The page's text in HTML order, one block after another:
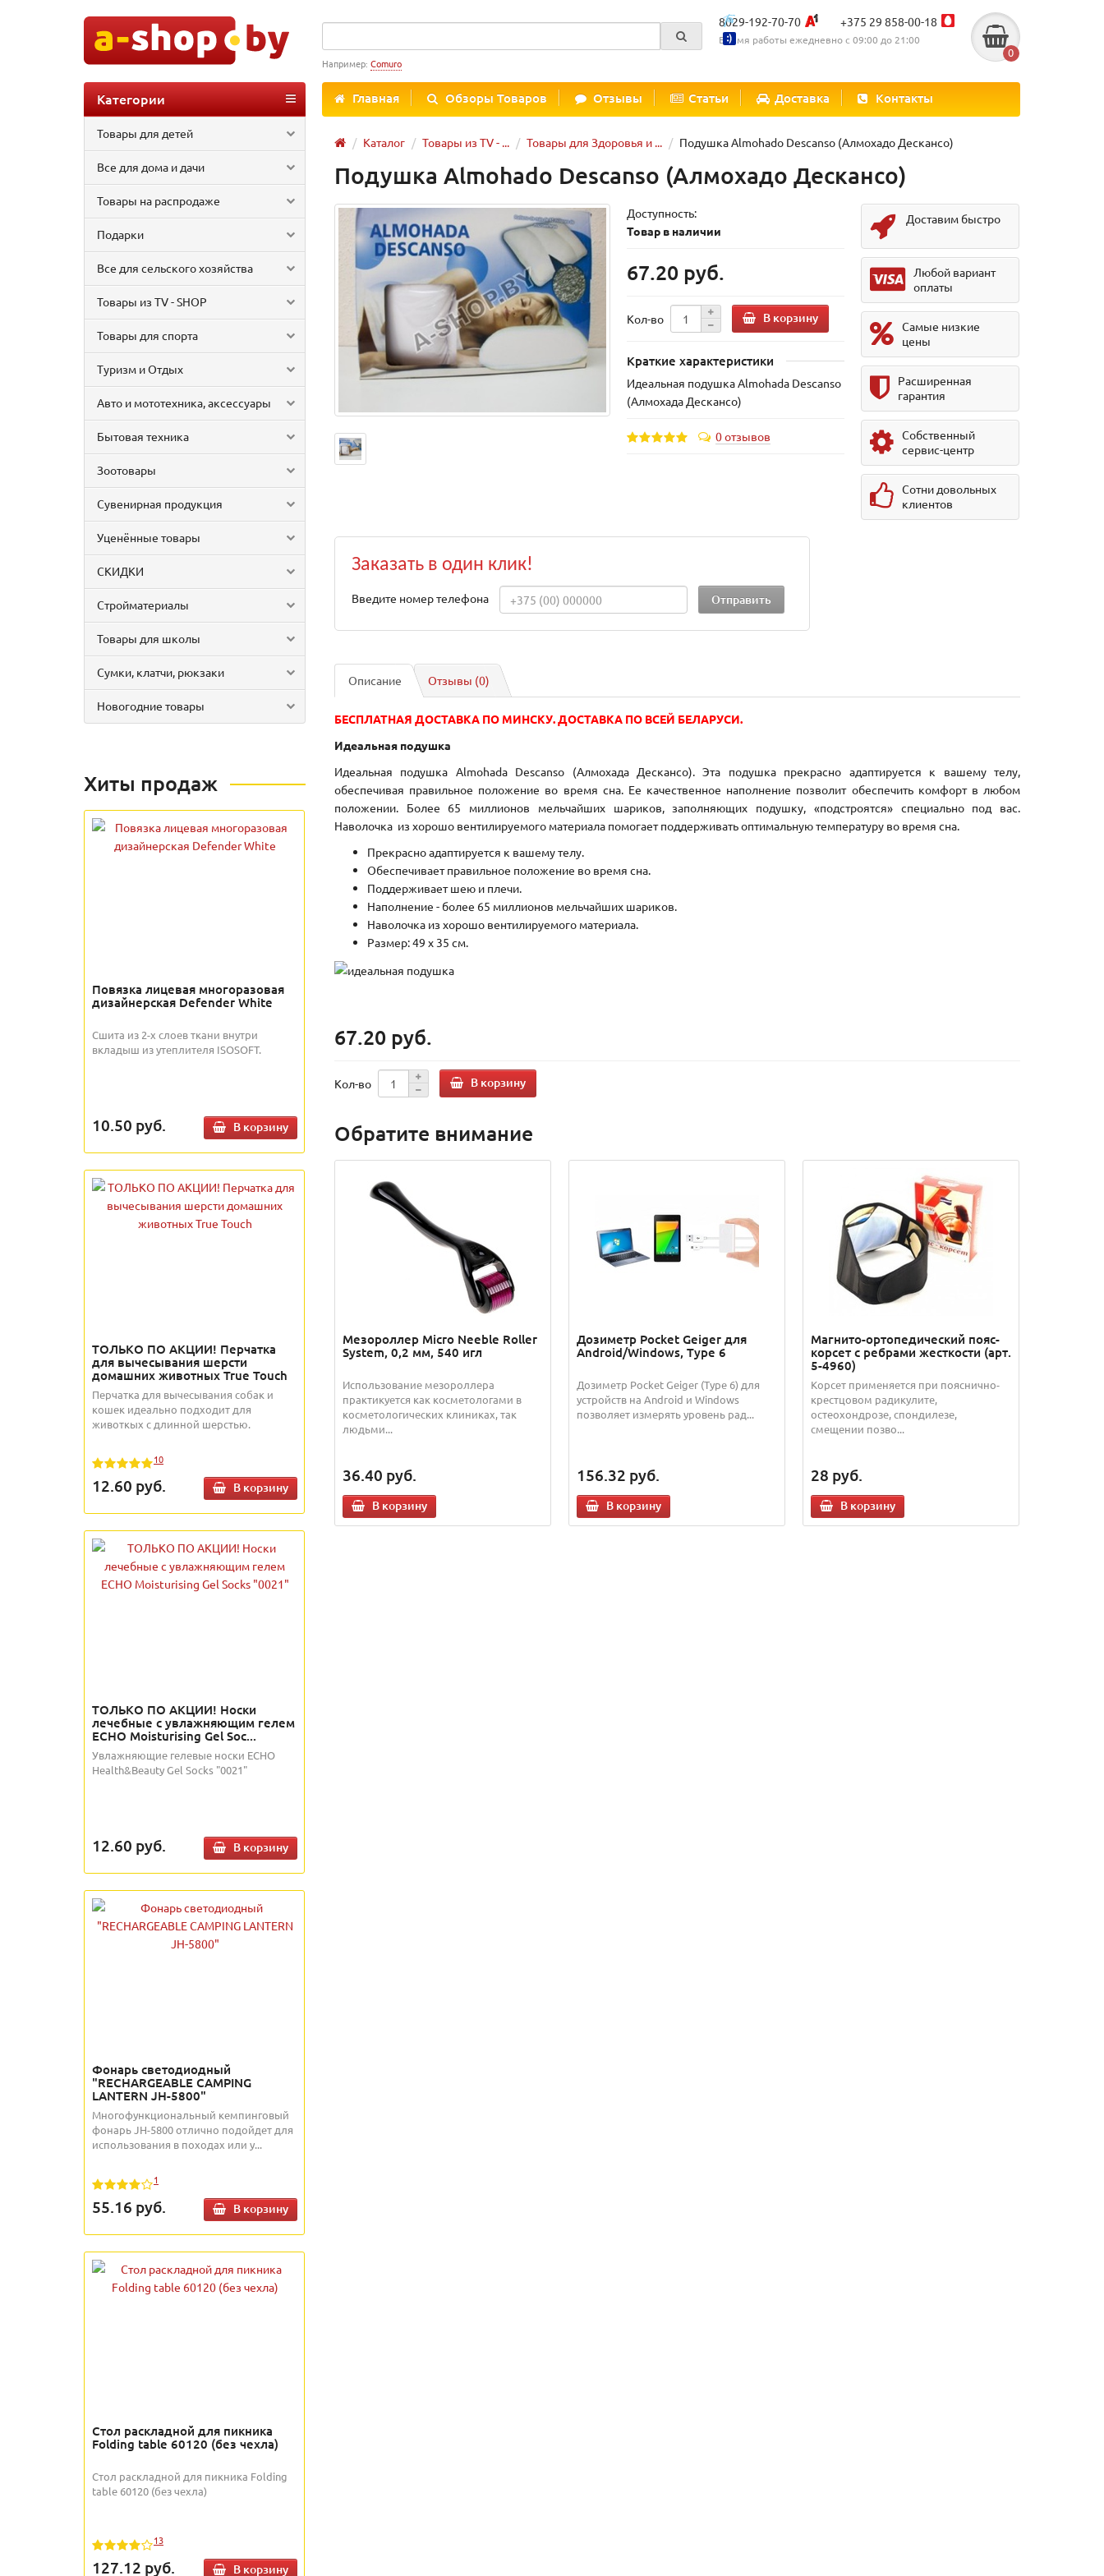
8029-192-70-70 +375 29 858-00-18
Время работы ежедневно с 09:00 до 21:00
0
Например: Comuro
Главная Обзоры Товаров Отзывы Статьи Доставка Контакты
Категории
Товары для детей
Все для дома и дачи
Товары на распродаже
Подарки
Все для сельского хозяйства
Товары из TV - SHOP
Товары для спорта
Туризм и Отдых
Авто и мототехника, аксессуары
Бытовая техника
Зоотовары
Сувенирная продукция
Уценённые товары
СКИДКИ
Стройматериалы
Товары для школы
Сумки, клатчи, рюкзаки
Новогодние товары
Каталог Товары из TV - ... Товары для Здоровья и ... Подушка Almohado Descanso (Алмохадо Дескансо)
Хиты продаж
Повязка лицевая многоразовая
дизайнерская Defender White
Сшита из 2-х слоев ткани внутри
вкладыш из утеплителя ISOSOFT.
10.50 руб. В корзину
ТОЛЬКО ПО АКЦИИ! Перчатка
для вычесывания шерсти
домашних животных True Touch
Перчатка для вычесывания собак и
кошек идеально подходит для
животкых с длинной шерстью.
10
12.60 руб. В корзину
ТОЛЬКО ПО АКЦИИ! Носки
лечебные с увлажняющим гелем
ECHO Moisturising Gel Soc...
Увлажняющие гелевые носки ECHO
Health&Beauty Gel Socks "0021"
12.60 руб. В корзину
Фонарь светодиодный
"RECHARGEABLE CAMPING
LANTERN JH-5800"
Многофункциональный кемпинговый
фонарь JH-5800 отлично подойдет для
использования в походах или у...
1
55.16 руб. В корзину
Стол раскладной для пикника
Folding table 60120 (без чехла)
Стол раскладной для пикника Folding
table 60120 (без чехла)
13
127.12 руб. В корзину
Подушка Almohado Descanso (Алмохадо Дескансо)
Доступность:
Товар в наличии
67.20 руб.
Кол-во В корзину
Краткие характеристики
Идеальная подушка Almohada Descanso
(Алмохада Дескансо)
0 отзывов
Доставим быстро
Любой вариант
оплаты
Самые низкие
цены
Расширенная
гарантия
Собственный
сервис-центр
Сотни довольных
клиентов
Заказать в один клик!
Введите номер телефона
Описание Отзывы (0)
БЕСПЛАТНАЯ ДОСТАВКА ПО МИНСКУ. ДОСТАВКА ПО ВСЕЙ БЕЛАРУСИ.
Идеальная подушка
Идеальная подушка Almohada Descanso (Алмохада Дескансо). Эта подушка прекрасно адаптируется к вашему телу,
обеспечивая правильное положение во время сна. Ее качественное наполнение позволит обеспечить комфорт в любом
положении. Более 65 миллионов мельчайших шариков, заполняющих подушку, «подстроятся» специально под вас.
Наволочка из хорошо вентилируемого материала помогает поддерживать оптимальную температуру во время сна.
Прекрасно адаптируется к вашему телу.
Обеспечивает правильное положение во время сна.
Поддерживает шею и плечи.
Наполнение - более 65 миллионов мельчайших шариков.
Наволочка из хорошо вентилируемого материала.
Размер: 49 х 35 см.
67.20 руб.
Кол-во В корзину
Обратите внимание
Мезороллер Micro Neeble Roller
System, 0,2 мм, 540 игл
Использование мезороллера
практикуется как косметологами в
косметологических клиниках, так
людьми...
36.40 руб.
В корзину
Дозиметр Pocket Geiger для
Android/Windows, Type 6
Дозиметр Pocket Geiger (Type 6) для
устройств на Android и Windows
позволяет измерять уровень рад...
156.32 руб.
В корзину
Магнито-ортопедический пояс-
корсет с ребрами жесткости (арт.
5-4960)
Корсет применяется при пояснично-
крестцовом радикулите,
остеохондрозе, спондилезе,
смещении позво...
28 руб.
В корзину